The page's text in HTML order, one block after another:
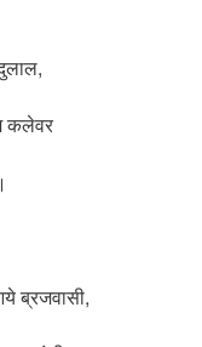
ब्रजवासी,